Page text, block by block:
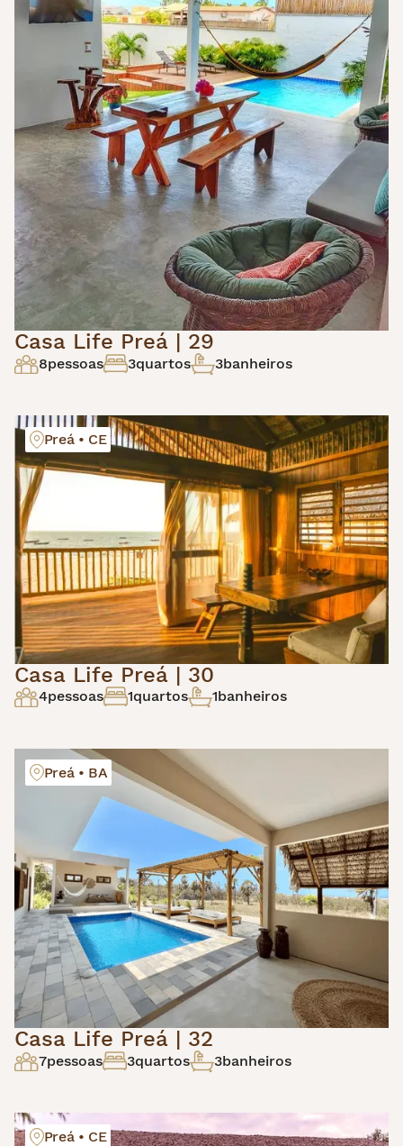
Casa Life Preá | 29
8pessoas 3quartos 3banheiros
Preá • CE
Casa Life Preá | 30
4pessoas 1quartos 1banheiros
Preá • BA
Casa Life Preá | 32
7pessoas 3quartos 3banheiros
Preá • CE